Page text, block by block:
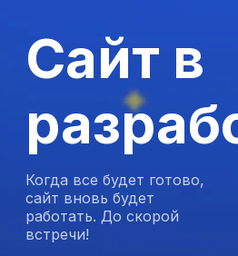
Сайт в
Когда все будет готово,
сайт вновь будет
работать. До скорой
встречи!